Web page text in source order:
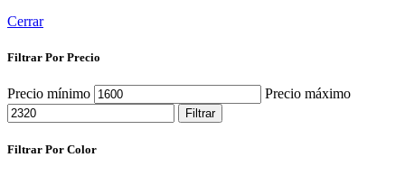
Cerrar
Filtrar Por Precio
Precio mínimo Precio máximo
Filtrar
Filtrar Por Color